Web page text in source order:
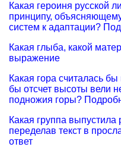
Какая героиня русской
принципу,
систем к адаптации?
Какая глыба, какой
выражение
Какая гора считалась
бы отсчет высоты вели
подножия горы?
Какая группа
переделав текст в
ответ